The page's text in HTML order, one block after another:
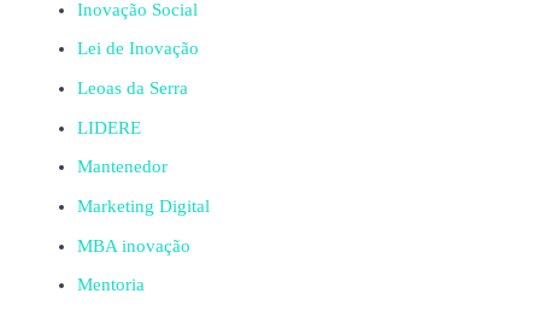
Inovação Social
Lei de Inovação
Leoas da Serra
LIDERE
Mantenedor
Marketing Digital
MBA inovação
Mentoria